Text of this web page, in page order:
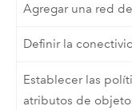
Agregar una red
Definir la
Establecer las
atributos de